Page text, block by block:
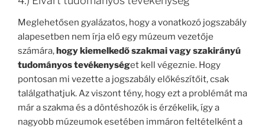
Meglehetősen gyalázatos, hogy a vonatkozó jogszabály
alapesetben nem írja elő egy múzeum vezetője
számára,hogy kiemelkedő szakmai vagy szakirányú
tudományos tevékenységet kell végeznie. Hogy
pontosan mi vezette a jogszabály előkészítőit, csak
találgathatjuk. Az viszont tény, hogy ezt a problémát ma
már a szakma és a döntéshozók is érzékelik, így a
nagyobb múzeumok esetében immáron feltételként a